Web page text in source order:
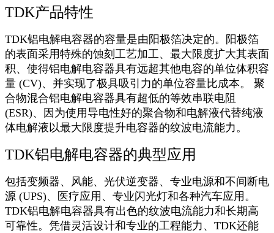
TDK产品特性
TDK铝电解电容器的容量是由阳极箔决定的。阳极箔
的表面采用特殊的蚀刻工艺加工、最大限度扩大其表面
积、使得铝电解电容器具有远超其他电容的单位体积容
量 (CV)、并实现了极具吸引力的单位容量比成本。 聚
合物混合铝电解电容器具有超低的等效串联电阻
(ESR)、因为使用导电性好的聚合物和电解液代替纯液
体电解液以最大限度提升电容器的纹波电流能力。
TDK铝电解电容器的典型应用
包括变频器、风能、光伏逆变器、专业电源和不间断电
源 (UPS)、医疗应用、专业闪光灯和各种汽车应用。
TDK铝电解电容器具有出色的纹波电流能力和长期高
可靠性。凭借灵活设计和专业的工程能力、TDK还能